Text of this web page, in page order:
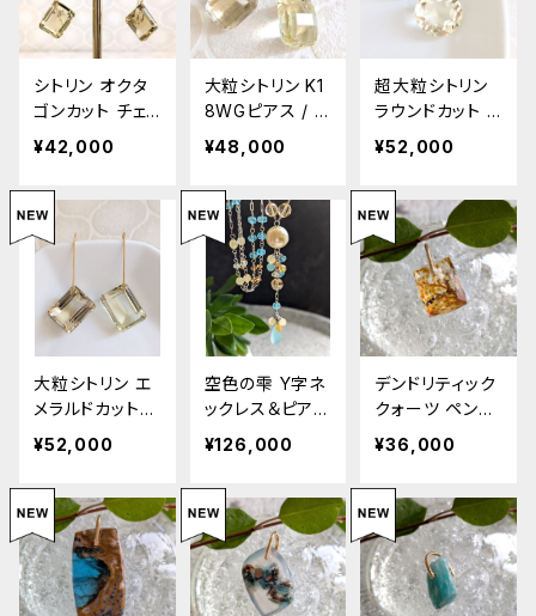
シトリン オクタ
ゴンカット チェ
ーンピアス/K18
Citrine Octago
n Cut Chain Ea
rrings in K18
¥42,000
大粒シトリン K1
8WGピアス / L
arge Citrine E
arrings in K18
White Gold
¥48,000
超大粒シトリン
ラウンドカット K
18ピアス / Larg
e Citrine Roun
d Cut Earrings
in K18 Gold
¥52,000
大粒シトリン エ
メラルドカットピ
アス / K18 Citri
ne Emerald Cu
t Earrings
¥52,000
空色の雫 Y字ネ
ックレス＆ピアス
/K14Wg Drops
of Sky – Y Ne
cklace & Earri
ngs
¥126,000
デンドリティック
クォーツ ペンダ
ント/K18 Dendr
itic Quartz Pe
ndant
¥36,000